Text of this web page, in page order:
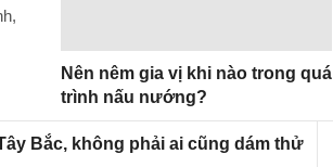
Nên nêm gia vị khi nào trong quá
trình nấu nướng?
Bắc, không phải ai cũng dám thử